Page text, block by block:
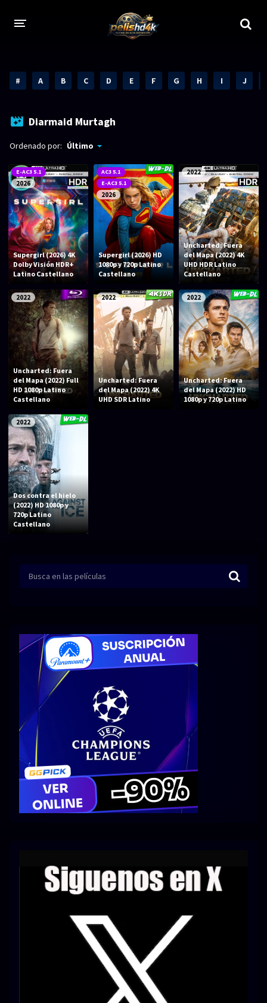
1080p 1080p Full HD
2160p REMUX 4K
720p 60 FPS
h265 HEVC 1080p REMUX
Bluray Completos
GÉNEROS
Acción Animación
Aventura Ciencia ficción
Comedia Crimen
Terror Drama
Familia Suspenso
Fantástico Romance
Bélico
Biográfico
SERIES
Series 1080p
Series 720p
¿COMO DESCARGAR?
# A B C D E F G H I J
Diarmaid Murtagh
Ordenado por: Último
E-AC3 5.1
2026
Supergirl (2026) 4K
Dolby Visión HDR+
Latino Castellano
AC3 5.1
E-AC3 5.1
2026
Supergirl (2026) HD
1080p y 720p Latino
Castellano
2022
Uncharted: Fuera
del Mapa (2022) 4K
UHD HDR Latino
Castellano
2022
Uncharted: Fuera
del Mapa (2022) Full
HD 1080p Latino
Castellano
2022
Uncharted: Fuera
del Mapa (2022) 4K
UHD SDR Latino
2022
Uncharted: Fuera
del Mapa (2022) HD
1080p y 720p Latino
2022
Dos contra el hielo
(2022) HD 1080p y
720p Latino
Castellano